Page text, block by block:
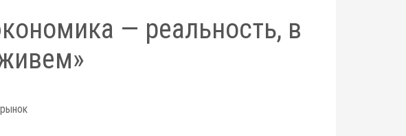
— реальность, в